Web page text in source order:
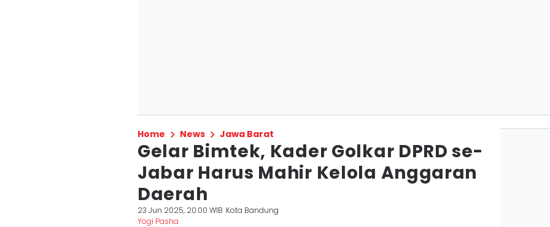
Home News Jawa Barat
Gelar Bimtek, Kader Golkar DPRD se-
Jabar Harus Mahir Kelola Anggaran
Daerah
23 Jun 2025, 20:00 WIB Kota Bandung
Yogi Pasha